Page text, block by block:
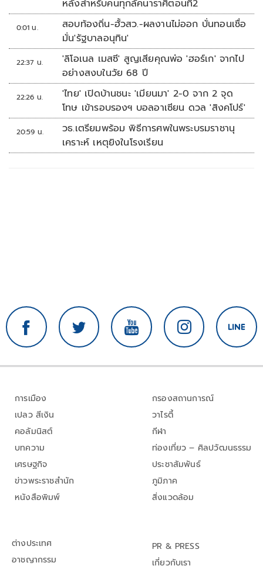
หลังสำหรับคนทุกลัคนาราศีตอนที่2
0:01 น.
สอบท้องถิ่น-ฮั้วสว.-ผลงานไม่ออก บั่นทอนเชื่อ
มั่น'รัฐบาลอนุทิน'
22:37 น.
'ลิโอเนล เมสซี' สูญเสียคุณพ่อ 'ฮอร์เก' จากไป
อย่างสงบในวัย 68 ปี
22:26 น.
'ไทย' เปิดบ้านชนะ 'เมียนมา' 2-0 จาก 2 จุด
โทษ เข้ารอบรองฯ บอลอาเซียน ดวล 'สิงคโปร์'
20:59 น.
วธ.เตรียมพร้อม พิธีการศพในพระบรมราชานุ
เคราะห์ เหตุยิงในโรงเรียน
การเมือง
เปลว สีเงิน
คอลัมนิสต์
บทความ
เศรษฐกิจ
ข่าวพระราชสำนัก
หนังสือพิมพ์
กรองสถานการณ์
วาไรตี้
กีฬา
ท่องเที่ยว – ศิลปวัฒนธรรม
ประชาสัมพันธ์
ภูมิภาค
สิ่งแวดล้อม
ต่างประเทศ
อาชญากรรม
PR & PRESS
เกี่ยวกับเรา